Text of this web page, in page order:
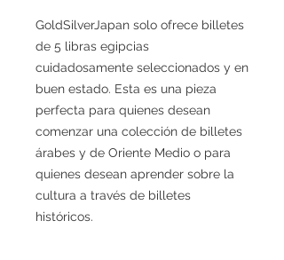
GoldSilverJapan solo ofrece billetes
de 5 libras egipcias
cuidadosamente seleccionados y en
buen estado. Esta es una pieza
perfecta para quienes desean
comenzar una colección de billetes
árabes y de Oriente Medio o para
quienes desean aprender sobre la
cultura a través de billetes
históricos.